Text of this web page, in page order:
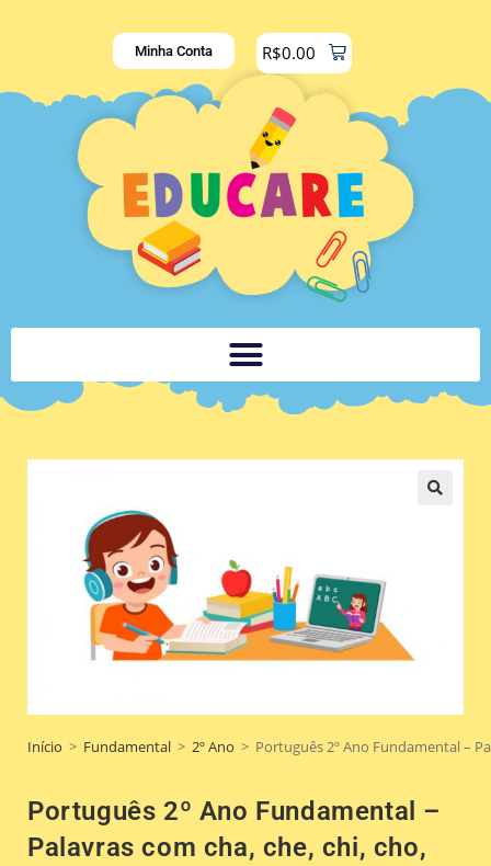
Minha Conta R$0.00
Início > Fundamental > 2º Ano > Português 2º Ano Fundamental –
Português 2º Ano Fundamental –
Palavras com cha, che, chi, cho,